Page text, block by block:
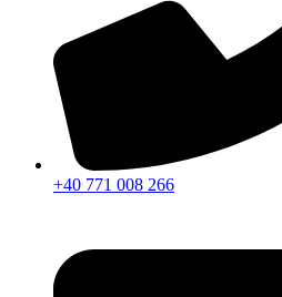
+40 771 008 266